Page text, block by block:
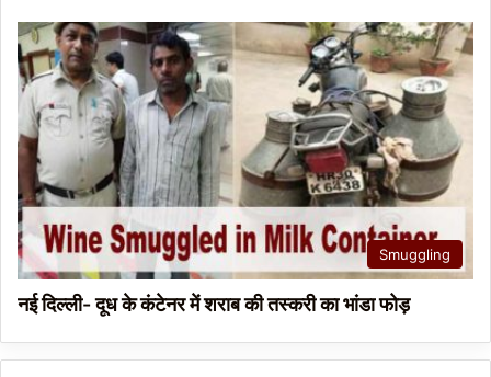
Smuggling
नई दिल्ली- दूध के कंटेनर में शराब की तस्करी का भांडा फोड़